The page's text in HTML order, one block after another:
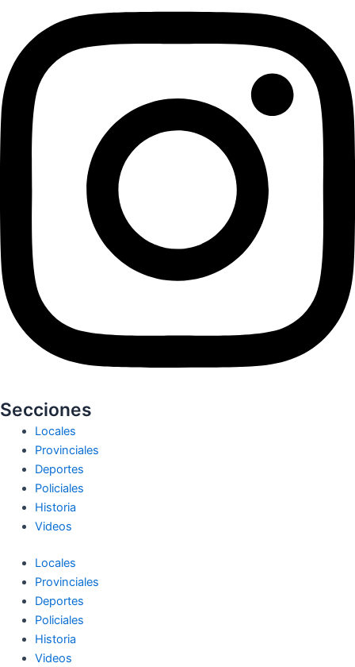
Secciones
Locales
Provinciales
Deportes
Policiales
Historia
Videos
Locales
Provinciales
Deportes
Policiales
Historia
Videos